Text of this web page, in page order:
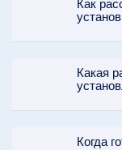
Как
Какая
Когда